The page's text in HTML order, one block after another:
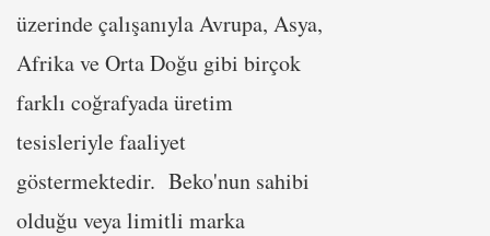
üzerinde çalışanıyla Avrupa, Asya,
Afrika ve Orta Doğu gibi birçok
farklı coğrafyada üretim
tesisleriyle faaliyet
göstermektedir. Beko'nun sahibi
olduğu veya limitli marka